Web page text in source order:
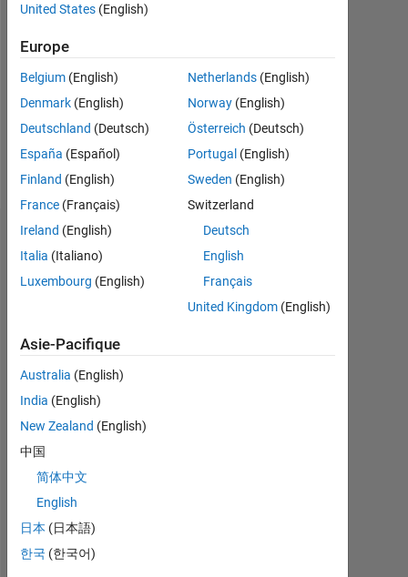
0
Following:
0
Follow
Tableau de bord
Statistiques
CONTRIBUTIONS
-2
-1 2
3
05/20
01/21
09/21
05/22
01/23
09/23
05/24
01/25
09/25
05/26
02/21
11/21
08/22
05/23
02/24
11/24
08/25
United States (English)
Europe
Belgium (English)
Denmark (English)
Deutschland (Deutsch)
España (Español)
Finland (English)
France (Français)
Ireland (English)
Italia (Italiano)
Luxembourg (English)
Netherlands(English)
Norway(English)
Österreich (Deutsch)
Portugal (English)
Sweden (English)
Switzerland
Deutsch
English
Français
United Kingdom(English)
Asie-Pacifique
Australia (English)
India (English)
New Zealand (English)
中国
简体中文
English
日本 (日本語)
한국 (한국어)